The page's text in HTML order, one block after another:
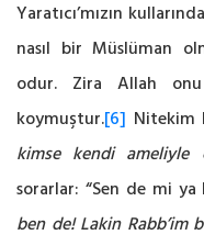
Yaratıcı’mızın
nasıl bir Müslüman
odur. Zira Allah
koymuştur.[6] Nitekim
kimse kendi ameliyle
sorarlar: “Sen de mi ya
ben de! Lakin Rabb’im